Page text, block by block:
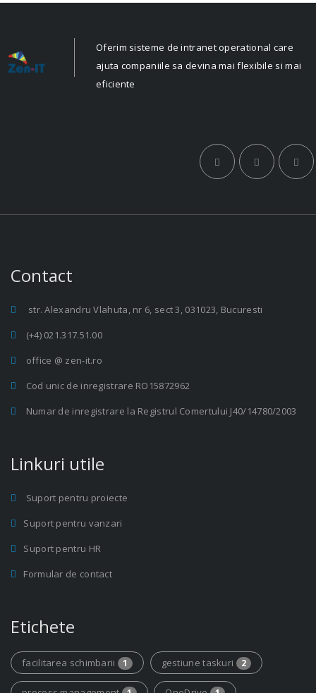
Oferim sisteme de intranet operational care
ajuta companiile sa devina mai flexibile si mai
eficiente
Contact
str. Alexandru Vlahuta, nr 6, sect 3, 031023, Bucuresti
(+4) 021.317.51.00
office @ zen-it.ro
Cod unic de inregistrare RO15872962
Numar de inregistrare la Registrul Comertului J40/14780/2003
Linkuri utile
Suport pentru proiecte
Suport pentru vanzari
Suport pentru HR
Formular de contact
Etichete
facilitarea schimbarii 1 gestiune taskuri 2